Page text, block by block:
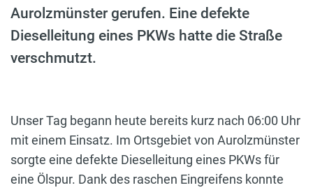
Aurolzmünster gerufen. Eine defekte
Dieselleitung eines PKWs hatte die Straße
verschmutzt.
Unser Tag begann heute bereits kurz nach 06:00 Uhr
mit einem Einsatz. Im Ortsgebiet von Aurolzmünster
sorgte eine defekte Dieselleitung eines PKWs für
eine Ölspur. Dank des raschen Eingreifens konnte